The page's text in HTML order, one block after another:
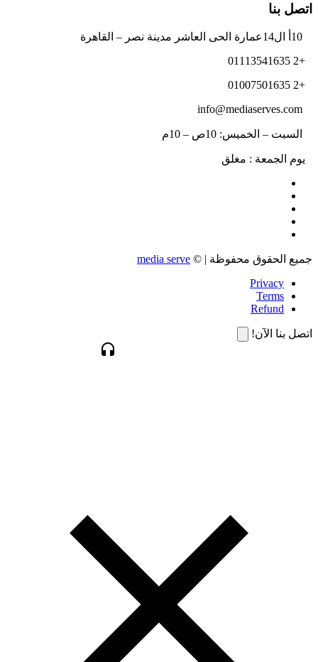
اتصل بنا
+2 01113541635
+2 01007501635
السبت – الخميس: 10ص – 10م
يوم الجمعة : مغلق
جميع الحقوق محفوظة | © media serve
Privacy
Terms
Refund
اتصل بنا الآن!